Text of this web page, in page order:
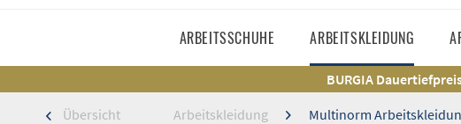
ARBEITSSCHUHE ARBEITSKLEIDUNG
BURGIA
Übersicht
Arbeitskleidung Multinorm